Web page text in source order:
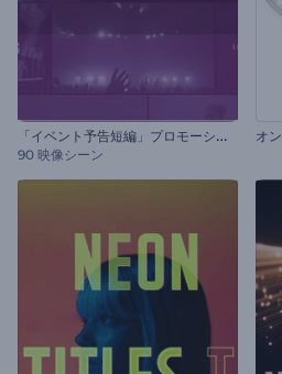
「
イベント予告短編」プロモーションビデオセット
90 映像シーン